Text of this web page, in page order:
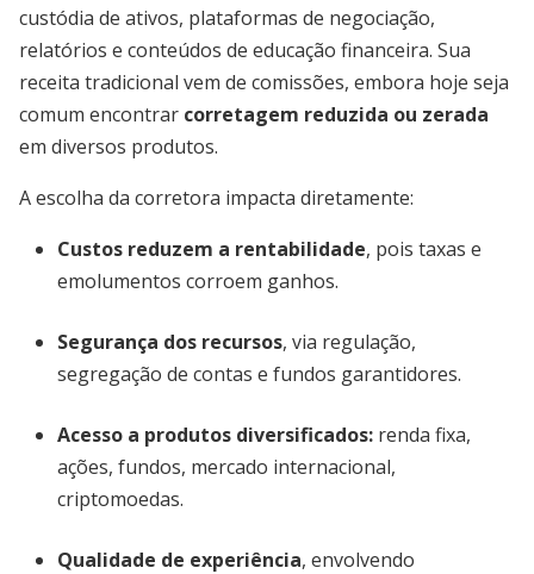
custódia de ativos, plataformas de negociação,
relatórios e conteúdos de educação financeira. Sua
receita tradicional vem de comissões, embora hoje seja
comum encontrar corretagem reduzida ou zerada
em diversos produtos.
A escolha da corretora impacta diretamente:
Custos reduzem a rentabilidade, pois taxas e
emolumentos corroem ganhos.
Segurança dos recursos, via regulação,
segregação de contas e fundos garantidores.
Acesso a produtos diversificados: renda fixa,
ações, fundos, mercado internacional,
criptomoedas.
Qualidade de experiência, envolvendo